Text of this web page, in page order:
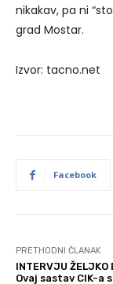
nikakav, pa ni
grad Mostar.
Izvor: tacno.net
Facebook
PRETHODNI ČLANAK
INTERVJU ŽELJKO
Ovaj sastav CIK-a